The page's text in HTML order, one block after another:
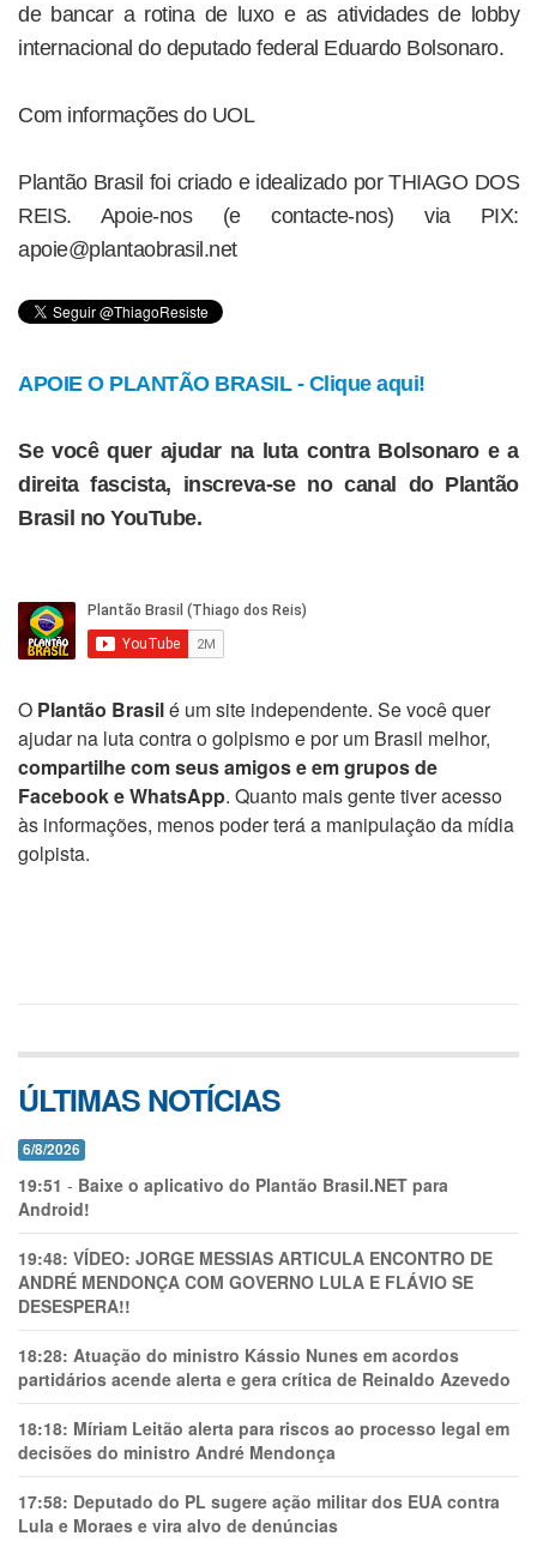
de bancar a rotina de luxo e as atividades de lobby
internacional do deputado federal Eduardo Bolsonaro.
Com informações do UOL
Plantão Brasil foi criado e idealizado por THIAGO DOS
REIS. Apoie-nos (e contacte-nos) via PIX:
apoie@plantaobrasil.net
APOIE O PLANTÃO BRASIL - Clique aqui!
Se você quer ajudar na luta contra Bolsonaro e a
direita fascista, inscreva-se no canal do Plantão
Brasil no YouTube.
O Plantão Brasilé um site independente. Se você quer
ajudar na luta contra o golpismo e por um Brasil melhor,
compartilhe com seus amigos e em grupos de
Facebook e WhatsApp. Quanto mais gente tiver acesso
às informações, menos poder terá a manipulação da mídia
golpista.
ÚLTIMAS NOTÍCIAS
6/8/2026
19:51 - Baixe o aplicativo do Plantão Brasil.NET para
Android!
19:48: VÍDEO: JORGE MESSIAS ARTICULA ENCONTRO DE
ANDRÉ MENDONÇA COM GOVERNO LULA E FLÁVIO SE
DESESPERA!!
18:28: Atuação do ministro Kássio Nunes em acordos
partidários acende alerta e gera crítica de Reinaldo Azevedo
18:18: Míriam Leitão alerta para riscos ao processo legal em
decisões do ministro André Mendonça
17:58: Deputado do PL sugere ação militar dos EUA contra
Lula e Moraes e vira alvo de denúncias